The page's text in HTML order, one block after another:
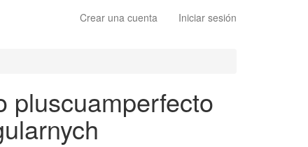
Crear una cuenta Iniciar sesión
pluscuamperfecto